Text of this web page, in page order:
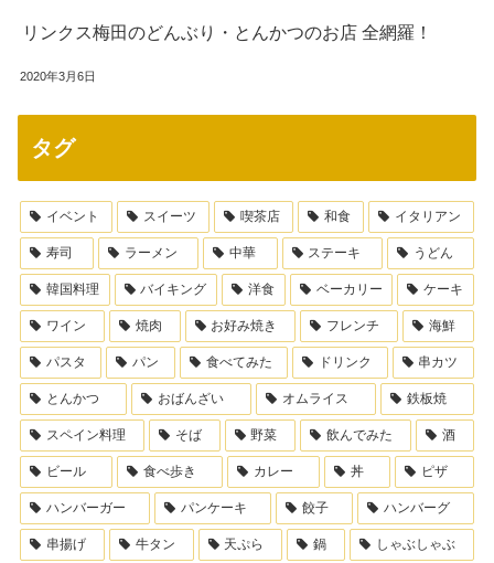
リンクス梅田のどんぶり・とんかつのお店 全網羅！
2020年3月6日
タグ
イベント スイーツ 喫茶店 和食 イタリアン
寿司 ラーメン 中華 ステーキ うどん
韓国料理 バイキング 洋食 ベーカリー ケーキ
ワイン 焼肉 お好み焼き フレンチ 海鮮
パスタ パン 食べてみた ドリンク 串カツ
とんかつ おばんざい オムライス 鉄板焼
スペイン料理 そば 野菜 飲んでみた 酒
ビール 食べ歩き カレー 丼 ピザ
ハンバーガー パンケーキ 餃子 ハンバーグ
串揚げ 牛タン 天ぷら 鍋 しゃぶしゃぶ